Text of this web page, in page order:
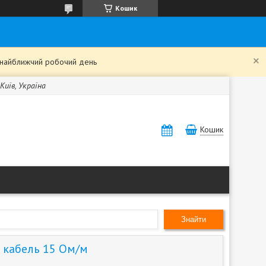
Кошик
робочий день
Україна
Кошик
Знайти
кабель 15 Ом/м